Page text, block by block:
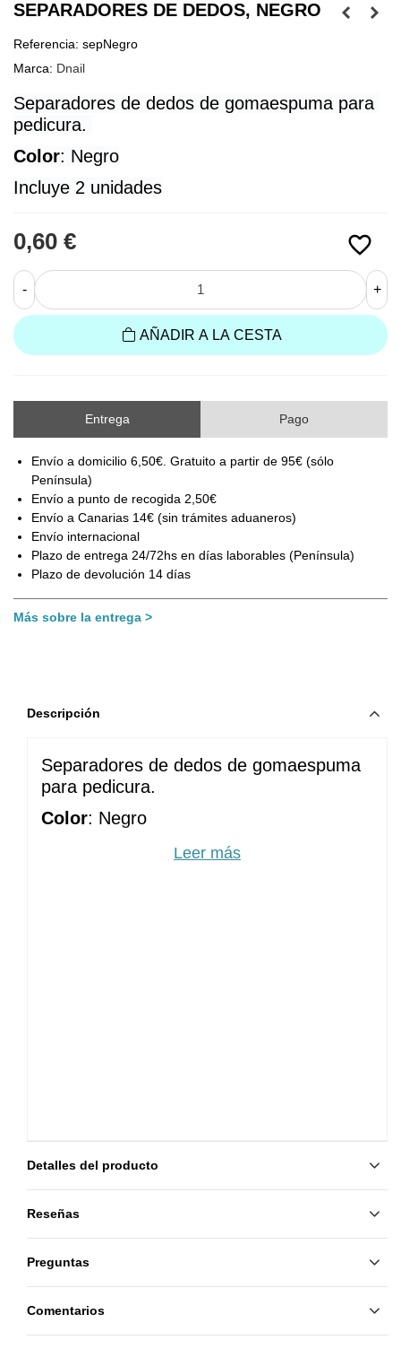
SEPARADORES DE DEDOS, NEGRO
Referencia: sepNegro
Marca: Dnail
Separadores de dedos de gomaespuma para
pedicura.
Color: Negro
Incluye 2 unidades
favorite_border
0,60 €
- +
AÑADIR A LA CESTA
Entrega Pago
Envío a domicilio 6,50€. Gratuito a partir de 95€ (sólo
Península)
Envío a punto de recogida 2,50€
Envío a Canarias 14€ (sin trámites aduaneros)
Envío internacional
Plazo de entrega 24/72hs en días laborables (Península)
Plazo de devolución 14 días
Más sobre la entrega
Descripción
Separadores de dedos de gomaespuma
para pedicura.
Color: Negro
Incluye 2 unidadesLeer más
Detalles del producto
Reseñas
Preguntas
Comentarios